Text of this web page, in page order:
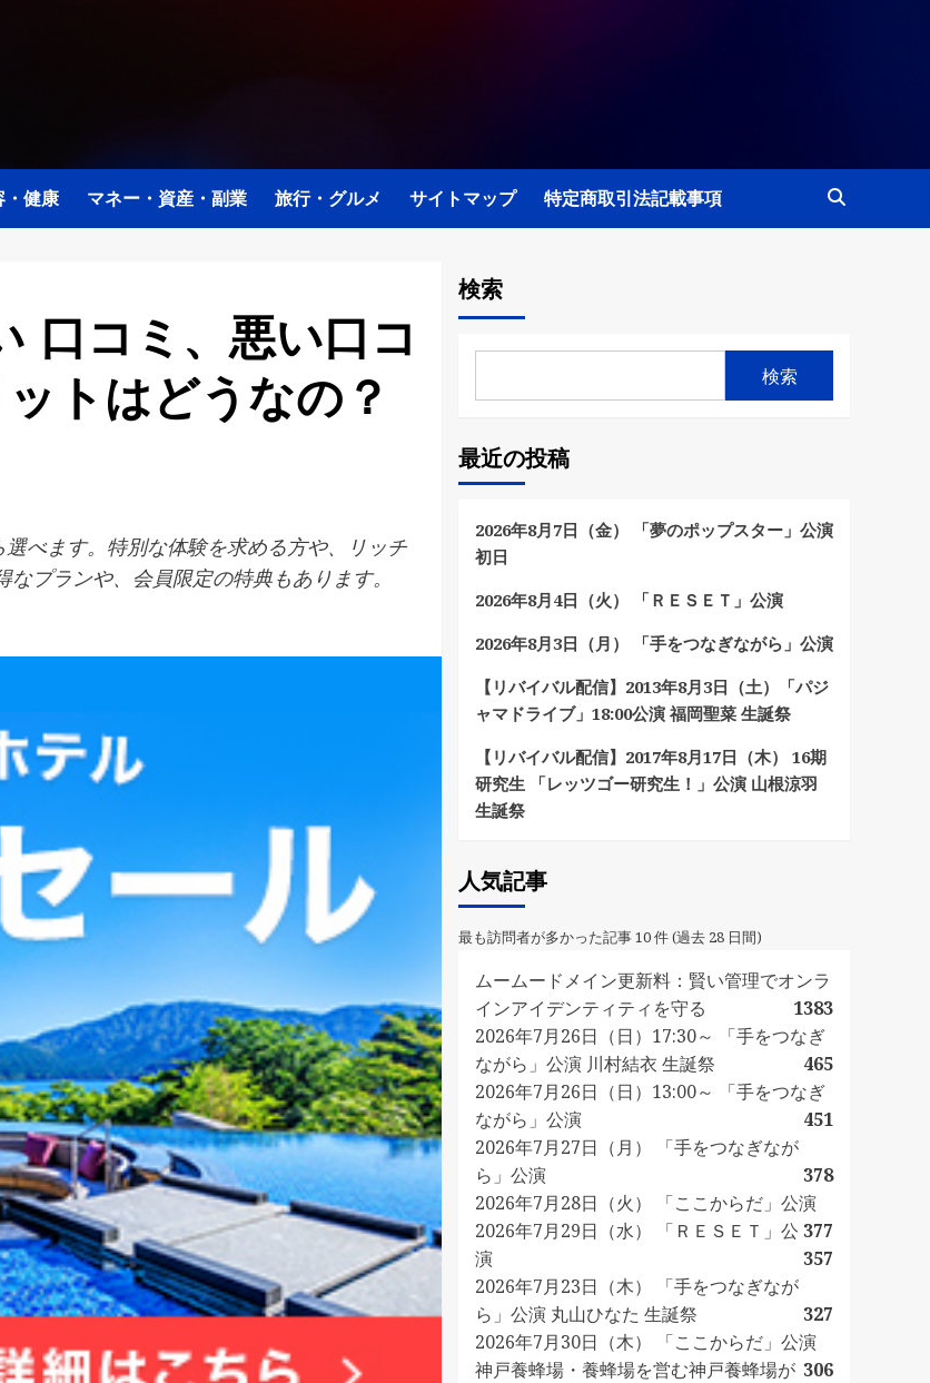
・健康 マネー・資産・副業 旅行・グルメ サイトマップ 特定商取引法記載事項
口コミ、悪い口コ
トはどうなの？
べます。特別な体験を求める方や、リッチ
プランや、会員限定の特典もあります。
検索
検索
最近の投稿
2026年8月7日（金） 「夢のポップスター」公演
初日
2026年8月4日（火） 「ＲＥＳＥＴ」公演
2026年8月3日（月） 「手をつなぎながら」公演
【リバイバル配信】2013年8月3日（土）「パジ
ャマドライブ」18:00公演 福岡聖菜 生誕祭
【リバイバル配信】2017年8月17日（木） 16期
研究生 「レッツゴー研究生！」公演 山根涼羽
生誕祭
人気記事
最も訪問者が多かった記事 10 件 (過去 28 日間)
ムームードメイン更新料：賢い管理でオンラ
インアイデンティティを守る
1383
2026年7月26日（日）17:30～ 「手をつなぎ
ながら」公演 川村結衣 生誕祭
465
2026年7月26日（日）13:00～ 「手をつなぎ
ながら」公演
451
2026年7月27日（月） 「手をつなぎなが
ら」公演
378
2026年7月28日（火） 「ここからだ」公演
377
2026年7月29日（水） 「ＲＥＳＥＴ」公
演
357
2026年7月23日（木） 「手をつなぎなが
ら」公演 丸山ひなた 生誕祭
327
2026年7月30日（木） 「ここからだ」公演
306
神戸養蜂場・養蜂場を営む神戸養蜂場が